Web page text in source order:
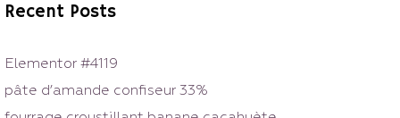
Recent Posts
Elementor #4119
pâte d’amande confiseur 33%